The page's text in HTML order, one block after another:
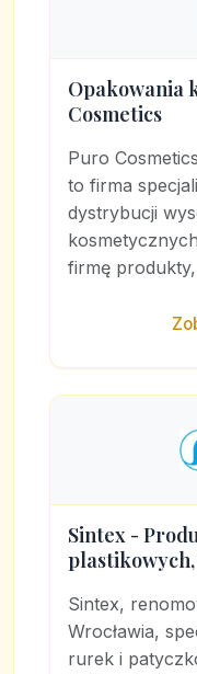
Opakowania
Cosmetics
Puro
to firma
dystrybucji
firmę produkty,
Sintex -
plastikowych,
Sintex,
Wrocławia,
rurek i